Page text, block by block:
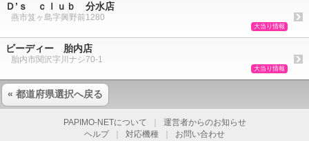
Ｄ’ｓ ｃｌｕｂ 分水店
燕市笈ヶ島字興野前1280
大当り情報
ビーディー 胎内店
胎内市関沢字川ナシ70-1
大当り情報
« 都道府県選択へ戻る
PAPIMO-NETについて
運営者からのお知らせ
ヘルプ
対応機種 お問い合わせ